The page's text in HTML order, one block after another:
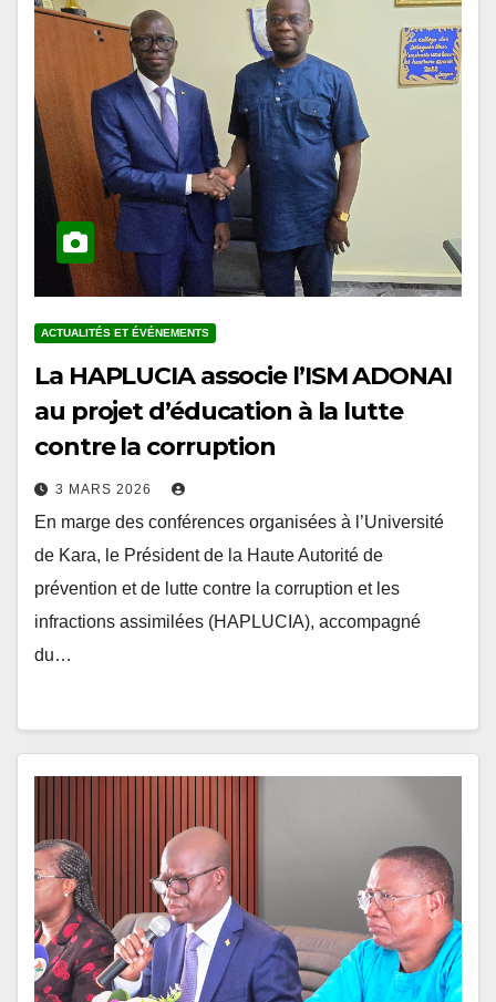
La HAPLUCIA associe l’ISM ADONAI
au projet d’éducation à la lutte
contre la corruption
En marge des conférences organisées à l’Université
de Kara, le Président de la Haute Autorité de
prévention et de lutte contre la corruption et les
infractions assimilées (HAPLUCIA), accompagné
du…